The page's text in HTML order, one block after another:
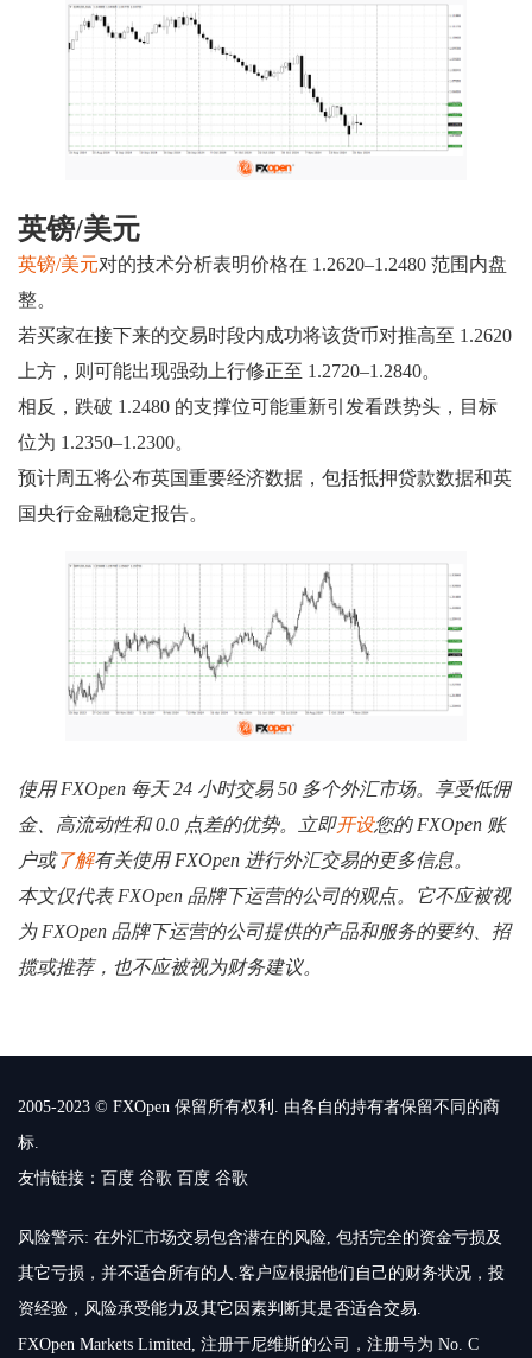
英镑/美元
英镑/美元对的技术分析表明价格在 1.2620–1.2480 范围内盘
整。
若买家在接下来的交易时段内成功将该货币对推高至 1.2620
上方，则可能出现强劲上行修正至 1.2720–1.2840。
相反，跌破 1.2480 的支撑位可能重新引发看跌势头，目标
位为 1.2350–1.2300。
预计周五将公布英国重要经济数据，包括抵押贷款数据和英
国央行金融稳定报告。
使用 FXOpen 每天 24 小时交易 50 多个外汇市场。享受低佣
金、高流动性和 0.0 点差的优势。立即开设您的 FXOpen 账
户或了解有关使用 FXOpen 进行外汇交易的更多信息。
本文仅代表 FXOpen 品牌下运营的公司的观点。它不应被视
为 FXOpen 品牌下运营的公司提供的产品和服务的要约、招
揽或推荐，也不应被视为财务建议。
2005-2023 © FXOpen 保留所有权利. 由各自的持有者保留不同的商
标.
友情链接： 百度 谷歌 百度 谷歌
风险警示: 在外汇市场交易包含潜在的风险, 包括完全的资金亏损及
其它亏损，并不适合所有的人.客户应根据他们自己的财务状况，投
资经验，风险承受能力及其它因素判断其是否适合交易.
FXOpen Markets Limited, 注册于尼维斯的公司，注册号为 No. C